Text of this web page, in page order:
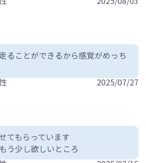
ることができるから感覚がめっち
2025/07/27
てもらっています
う少し欲しいところ